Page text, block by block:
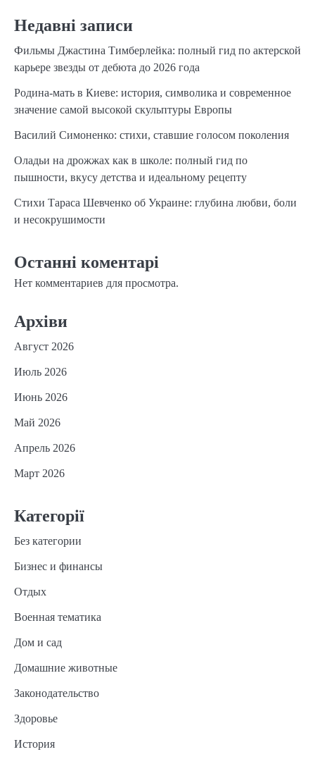
Недавні записи
Фильмы Джастина Тимберлейка: полный гид по актерской
карьере звезды от дебюта до 2026 года
Родина-мать в Киеве: история, символика и современное
значение самой высокой скульптуры Европы
Василий Симоненко: стихи, ставшие голосом поколения
Оладьи на дрожжах как в школе: полный гид по
пышности, вкусу детства и идеальному рецепту
Стихи Тараса Шевченко об Украине: глубина любви, боли
и несокрушимости
Останні коментарі
Нет комментариев для просмотра.
Архіви
Август 2026
Июль 2026
Июнь 2026
Май 2026
Апрель 2026
Март 2026
Категорії
Без категории
Бизнес и финансы
Отдых
Военная тематика
Дом и сад
Домашние животные
Законодательство
Здоровье
История